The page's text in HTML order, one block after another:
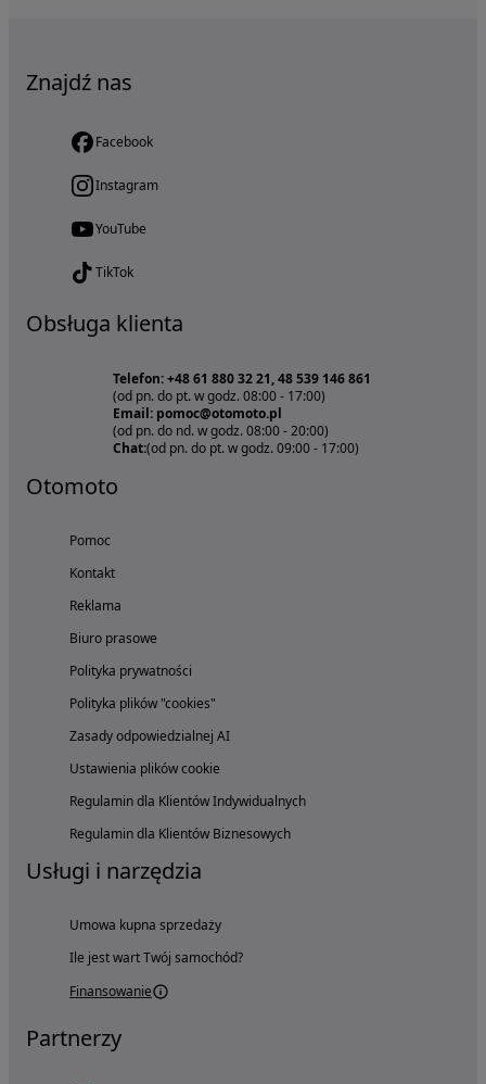
Znajdź nas
Facebook
Instagram
YouTube
TikTok
Obsługa klienta
Telefon: +48 61 880 32 21, 48 539 146 861
(od pn. do pt. w godz. 08:00 - 17:00)
Email: pomoc@otomoto.pl
(od pn. do nd. w godz. 08:00 - 20:00)
Chat:(od pn. do pt. w godz. 09:00 - 17:00)
Otomoto
Pomoc
Kontakt
Reklama
Biuro prasowe
Polityka prywatności
Polityka plików "cookies"
Zasady odpowiedzialnej AI
Ustawienia plików cookie
Regulamin dla Klientów Indywidualnych
Regulamin dla Klientów Biznesowych
Usługi i narzędzia
Umowa kupna sprzedaży
Ile jest wart Twój samochód?
Finansowanie
Partnerzy